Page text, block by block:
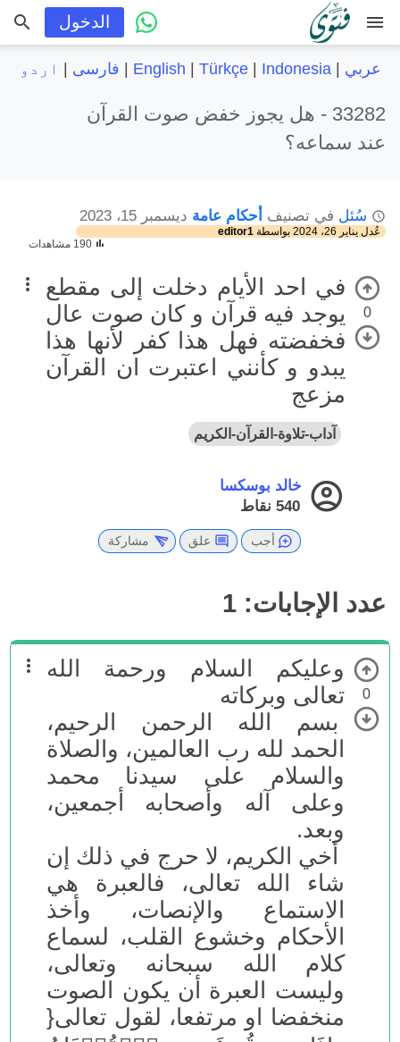
menu الدخول
عربي |
English Türkçe| Indonesia فارسی اردو
33282 -
هل يجوز خفض صوت القرآن
عند سماعه؟
سُئل في تصنيف أحكام عامة ديسمبر 15، 2023
عُدل يناير 26، 2024 بواسطة editor1
190 مشاهدات
0
في احد الأيام دخلت إلى مقطع
يوجد فيه قرآن و كان صوت عال
فخفضته فهل هذا كفر لأنها هذا
يبدو و كأنني اعتبرت ان القرآن
مزعج
آداب-تلاوة-القرآن-الكريم
خالد بوسكسا
540 نقاط
أجب علق مشاركة
عدد الإجابات: 1
0
وعليكم السلام ورحمة الله
تعالى وبركاته
بسم الله الرحمن الرحيم،
الحمد لله رب العالمين، والصلاة
والسلام على سيدنا محمد
وعلى آله وأصحابه أجمعين،
وبعد.
أخي الكريم، لا حرج في ذلك إن
شاء الله تعالى، فالعبرة هي
الاستماع والإنصات، وأخذ
الأحكام وخشوع القلب، لسماع
كلام الله سبحانه وتعالى،
وليست العبرة أن يكون الصوت
منخفضا او مرتفعا، لقول تعالى{